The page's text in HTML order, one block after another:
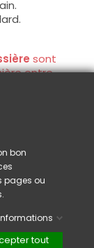
sont
entre
peut
sans
du
les
et
bon
pages ou
tout